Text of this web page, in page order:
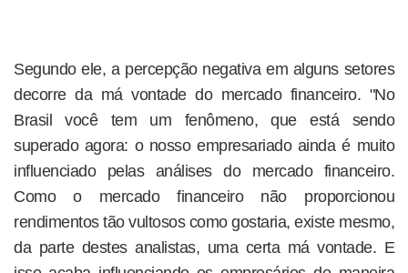
Segundo ele, a percepção negativa em alguns setores
decorre da má vontade do mercado financeiro. "No
Brasil você tem um fenômeno, que está sendo
superado agora: o nosso empresariado ainda é muito
influenciado pelas análises do mercado financeiro.
Como o mercado financeiro não proporcionou
rendimentos tão vultosos como gostaria, existe mesmo,
da parte destes analistas, uma certa má vontade. E